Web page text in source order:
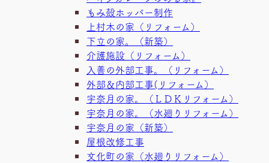
もみ殻ホッパー制作
上村木の家（リフォーム）
下立の家。（新築）
介護施設（リフォーム）
入善の外部工事。（リフォーム）
外部＆内部工事(リフォーム）
宇奈月の家。（ＬＤＫリフォーム）
宇奈月の家。（水廻りリフォーム）
宇奈月の家（新築）
屋根改修工事
文化町の家（水廻りリフォーム）